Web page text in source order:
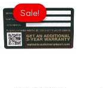
Sale!
Sale!
price
was:
£189.20.
price
is:
£94.60.